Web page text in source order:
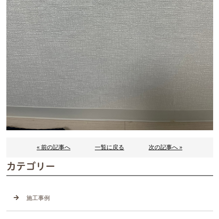
« 前の記事へ 一覧に戻る 次の記事へ »
カテゴリー
施工事例